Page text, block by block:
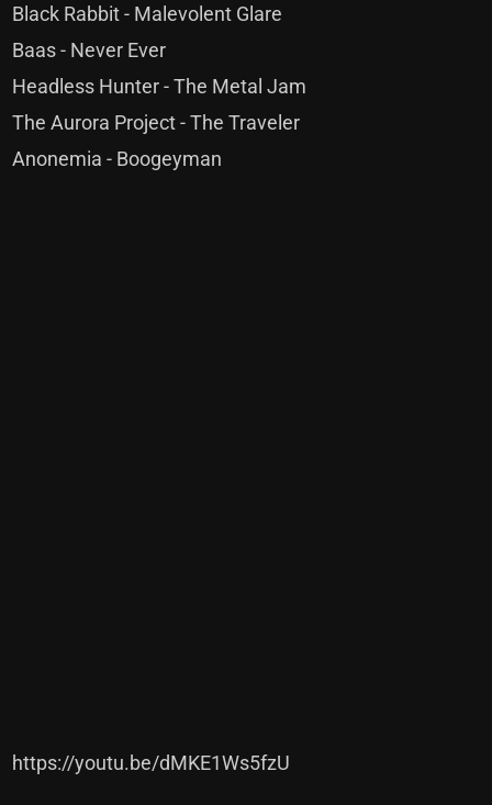
Black Rabbit - Malevolent Glare
Baas - Never Ever
Headless Hunter - The Metal Jam
The Aurora Project - The Traveler
Anonemia - Boogeyman
https://youtu.be/dMKE1Ws5fzU